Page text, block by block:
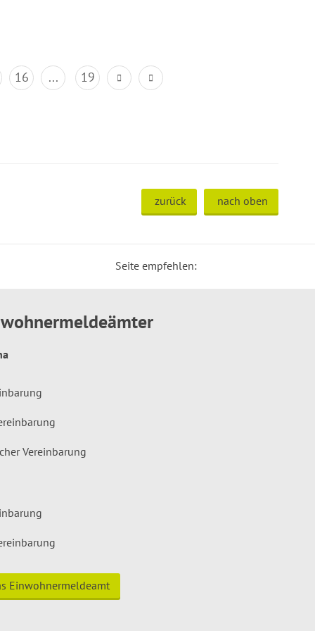
16 ... 19
zurück nach oben
Seite empfehlen:
Vereinbarung
Einwohnermeldeamt